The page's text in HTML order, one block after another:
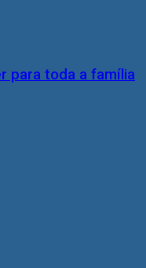
para toda a família